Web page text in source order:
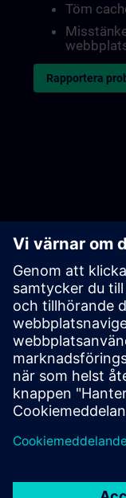
Töm
Rapportera